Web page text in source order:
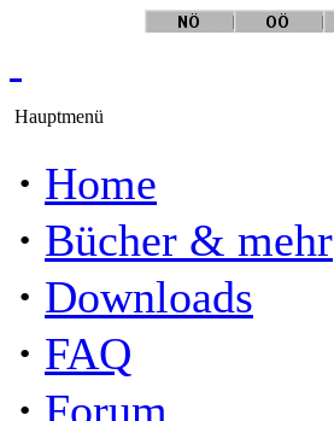
Hauptmenü
· Home
· Bücher & mehr
· Downloads
· FAQ
· Forum